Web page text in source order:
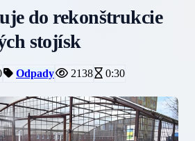
do rekonštrukcie
stojísk
Odpady 2138 0:30